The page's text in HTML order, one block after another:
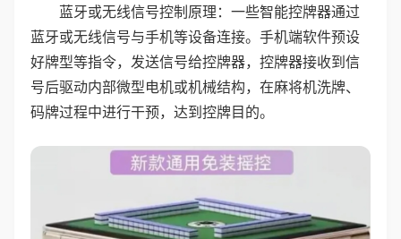
蓝牙或无线信号控制原理：一些智能控牌器通过
蓝牙或无线信号与手机等设备连接。手机端软件预设
好牌型等指令，发送信号给控牌器，控牌器接收到信
号后驱动内部微型电机或机械结构，在麻将机洗牌、
码牌过程中进行干预，达到控牌目的。